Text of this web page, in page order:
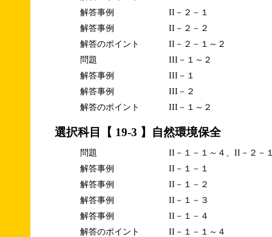
解答事例
II－２－１
解答事例
II－２－２
解答のポイント
II－２－１～２
問題
III－１～２
解答事例
III－１
解答事例
III－２
解答のポイント
III－１～２
選択科目【 19-3 】自然環境保全
問題
II－１－１～４、II－２－
解答事例
II－１－１
解答事例
II－１－２
解答事例
II－１－３
解答事例
II－１－４
解答のポイント
II－１－１～４